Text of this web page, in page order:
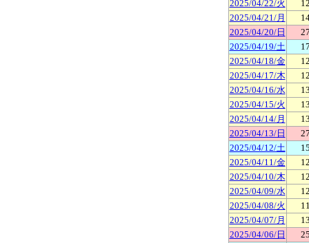
2025/04/22/火
2025/04/21/月
2025/04/20/日
2025/04/19/土
2025/04/18/金
2025/04/17/木
2025/04/16/水
2025/04/15/火
2025/04/14/月
2025/04/13/日
2025/04/12/土
2025/04/11/金
2025/04/10/木
2025/04/09/水
2025/04/08/火
2025/04/07/月
2025/04/06/日